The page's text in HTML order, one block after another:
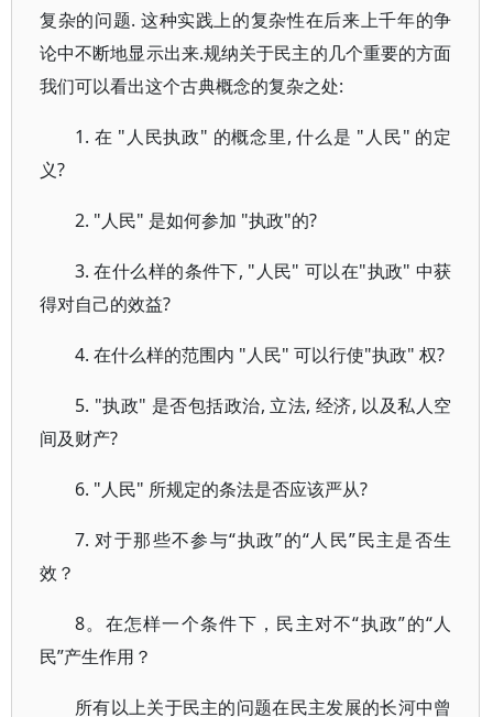
复杂的问题. 这种实践上的复杂性在后来上千年的争
论中不断地显示出来.规纳关于民主的几个重要的方面
我们可以看出这个古典概念的复杂之处:
1. 在 "人民执政" 的概念里, 什么是 "人民" 的定
义?
2. "人民" 是如何参加 "执政"的?
3. 在什么样的条件下, "人民" 可以在"执政" 中获
得对自己的效益?
4. 在什么样的范围内 "人民" 可以行使"执政" 权?
5. "执政" 是否包括政治, 立法, 经济, 以及私人空
间及财产?
6. "人民" 所规定的条法是否应该严从?
7. 对于那些不参与“执政”的“人民”民主是否生
效？
8。在怎样一个条件下，民主对不“执政”的“人
民”产生作用？
所有以上关于民主的问题在民主发展的长河中曾